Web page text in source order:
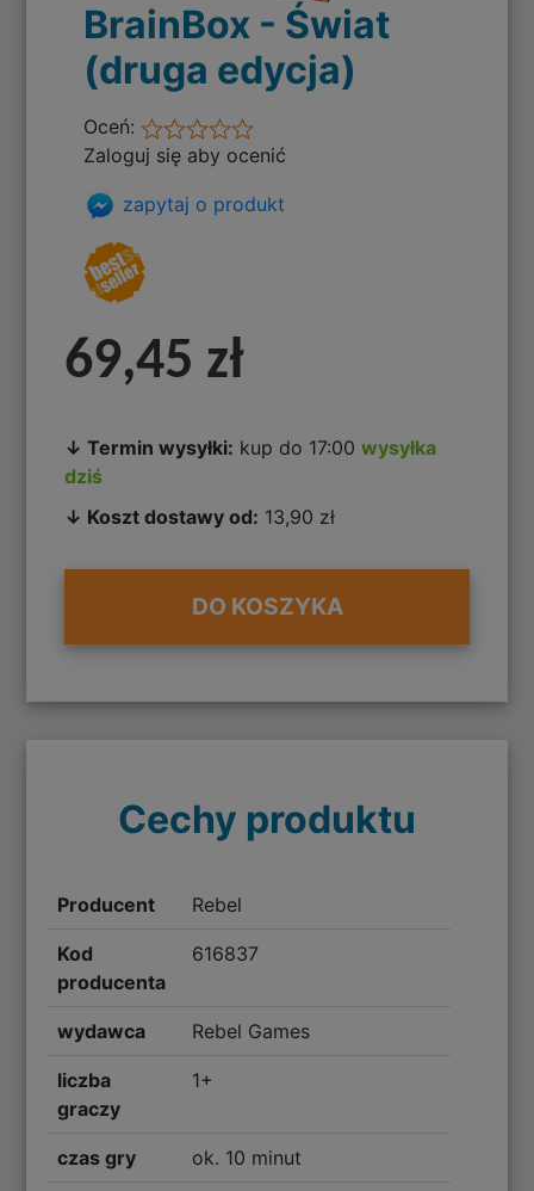
BrainBox - Świat
(druga edycja)
Oceń:
Zaloguj się aby ocenić
zapytaj o produkt
69,45 zł
↓ Termin wysyłki: kup do 17:00wysyłka
dziś
↓ Koszt dostawy od: 13,90 zł
DO KOSZYKA
Cechy produktu
Producent Rebel
Kod
producenta
616837
wydawca Rebel Games
liczba
graczy
1+
czas gry ok. 10 minut